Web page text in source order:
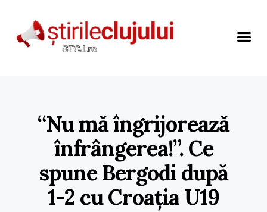
“Nu mă îngrijorează
înfrângerea!”. Ce
spune Bergodi după
1-2 cu Croația U19